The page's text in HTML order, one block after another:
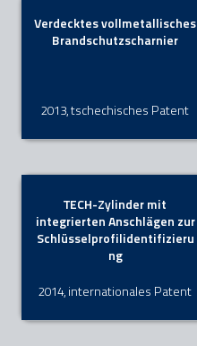
Verdecktes vollmetallisches
Brandschutzscharnier
2013, tschechisches Patent
TECH-Zylinder mit
integrierten Anschlägen zur
Schlüsselprofilidentifizieru
ng
2014, internationales Patent